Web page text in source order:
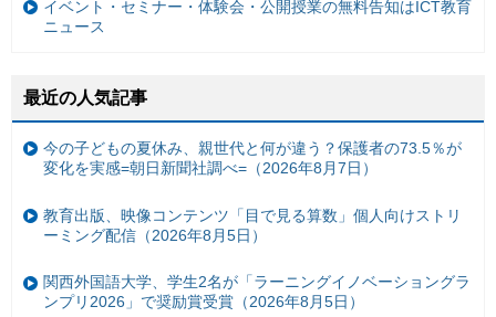
イベント・セミナー・体験会・公開授業の無料告知はICT教育
ニュース
最近の人気記事
今の子どもの夏休み、親世代と何が違う？保護者の73.5％が
変化を実感=朝日新聞社調べ=（2026年8月7日）
教育出版、映像コンテンツ「目で見る算数」個人向けストリ
ーミング配信（2026年8月5日）
関西外国語大学、学生2名が「ラーニングイノベーショングラ
ンプリ2026」で奨励賞受賞（2026年8月5日）